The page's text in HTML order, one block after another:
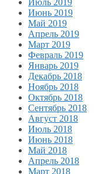
Июль 2019
Июнь 2019
Май 2019
Апрель 2019
Март 2019
Февраль 2019
Январь 2019
Декабрь 2018
Ноябрь 2018
Октябрь 2018
Сентябрь 2018
Август 2018
Июль 2018
Июнь 2018
Май 2018
Апрель 2018
Март 2018